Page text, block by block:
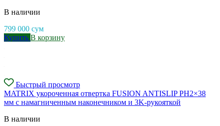
В наличии
799 000 сум
Купить В корзину
Быстрый просмотр
MATRIX укороченная отвертка FUSION ANTISLIP PH2×38
мм с намагниченным наконечником и 3K-рукояткой
В наличии